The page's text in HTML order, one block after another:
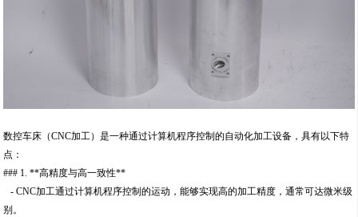
数控车床（CNC加工）是一种通过计算机程序控制的自动化加工设备，具有以下特
点：
### 1. **高精度与高一致性**
- CNC加工通过计算机程序控制的运动，能够实现高的加工精度，通常可达微米级
别。